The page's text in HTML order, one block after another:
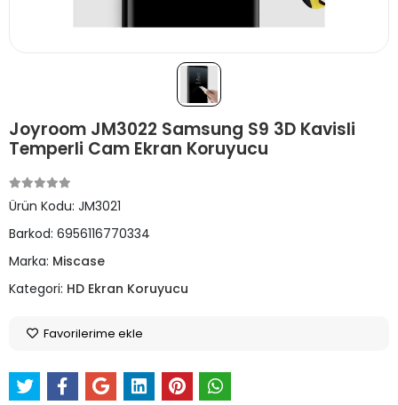
Joyroom JM3022 Samsung S9 3D Kavisli
Temperli Cam Ekran Koruyucu
Ürün Kodu: JM3021
Barkod: 6956116770334
Marka: Miscase
Kategori: HD Ekran Koruyucu
Favorilerime ekle